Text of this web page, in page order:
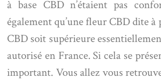
à base CBD n’étaient pas
également qu’une fleur CBD dite à
CBD soit supérieure
autorisé en France. Si cela se
important. Vous allez vous